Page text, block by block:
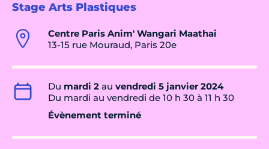
Stage Arts Plastiques
Centre Paris Anim' Wangari Maathai
13-15 rue Mouraud, Paris 20e
Du mardi 2 au vendredi 5 janvier 2024
Du mardi au vendredi de 10 h 30 à 11 h 30
Évènement terminé